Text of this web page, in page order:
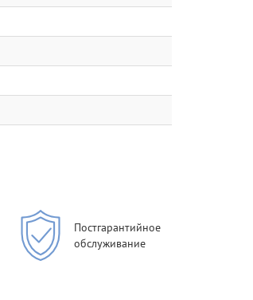
Постгарантийное
обслуживание